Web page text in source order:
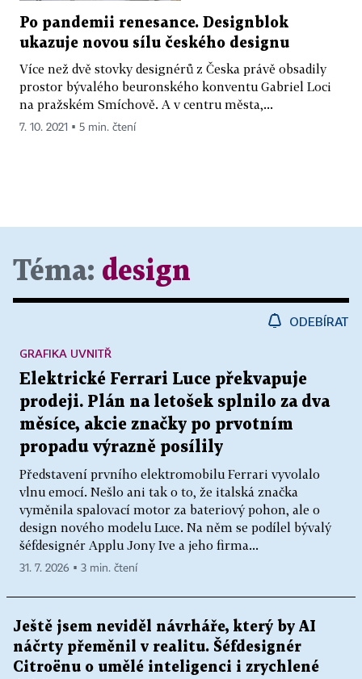
Po pandemii renesance. Designblok
ukazuje novou sílu českého designu
Více než dvě stovky designérů z Česka právě obsadily
prostor bývalého beuronského konventu Gabriel Loci
na pražském Smíchově. A v centru města,...
7. 10. 2021 ▪ 5 min. čtení
Téma: design
ODEBÍRAT
Elektrické Ferrari Luce překvapuje
prodeji. Plán na letošek splnilo za dva
měsíce, akcie značky po prvotním
propadu výrazně posílily
Představení prvního elektromobilu Ferrari vyvolalo
vlnu emocí. Nešlo ani tak o to, že italská značka
vyměnila spalovací motor za bateriový pohon, ale o
design nového modelu Luce. Na něm se podílel bývalý
šéfdesignér Applu Jony Ive a jeho firma...
GRAFIKA UVNITŘ
31. 7. 2026 ▪ 3 min. čtení
Ještě jsem neviděl návrháře, který by AI
náčrty přeměnil v realitu. Šéfdesignér
Citroënu o umělé inteligenci i zrychlené